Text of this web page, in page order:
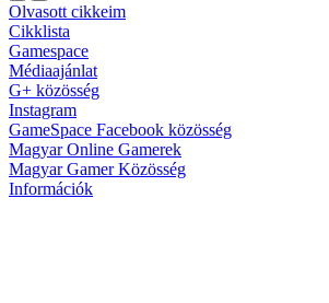
Olvasott cikkeim
Cikklista
Gamespace
Médiaajánlat
G+ közösség
Instagram
GameSpace Facebook közösség
Magyar Online Gamerek
Magyar Gamer Közösség
Információk